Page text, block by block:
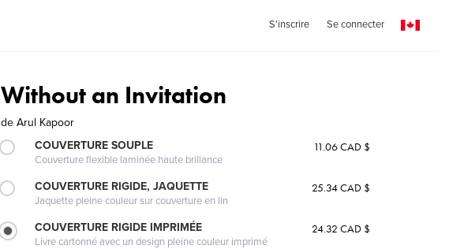
S'inscrire Se connecter
Without an Invitation
de Arul Kapoor
COUVERTURE SOUPLE
Couverture flexible laminée haute brillance
11.06 CAD $
COUVERTURE RIGIDE, JAQUETTE
Jaquette pleine couleur sur couverture en lin
25.34 CAD $
COUVERTURE RIGIDE IMPRIMÉE
Livre cartonné avec un design pleine couleur imprimé
24.32 CAD $